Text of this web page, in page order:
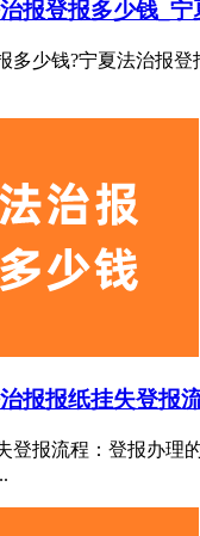
报登报多少钱_宁
多少钱?宁夏法治报
报报纸挂失登报
登报流程：登报办理